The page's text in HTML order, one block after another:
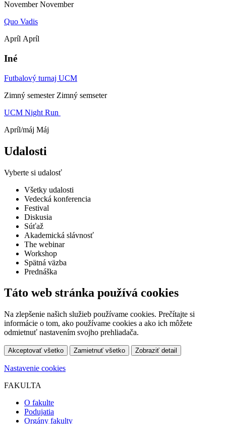
November November
Quo Vadis
Apríl Apríl
Iné
Futbalový turnaj UCM
Zimný semester Zimný semseter
UCM Night Run
Apríl/máj Máj
Udalosti
Vyberte si udalosť
Všetky udalosti
Vedecká konferencia
Festival
Diskusia
Súťaž
Akademická slávnosť
The webinar
Workshop
Spätná väzba
Prednáška
Táto web stránka používá cookies
Na zlepšenie našich služieb používame cookies. Prečítajte si
informácie o tom, ako používame cookies a ako ich môžete
odmietnuť nastavením svojho prehliadača.
Akceptovať všetko Zamietnuť všetko Zobraziť detail
Nastavenie cookies
FAKULTA
O fakulte
Podujatia
Orgány fakulty